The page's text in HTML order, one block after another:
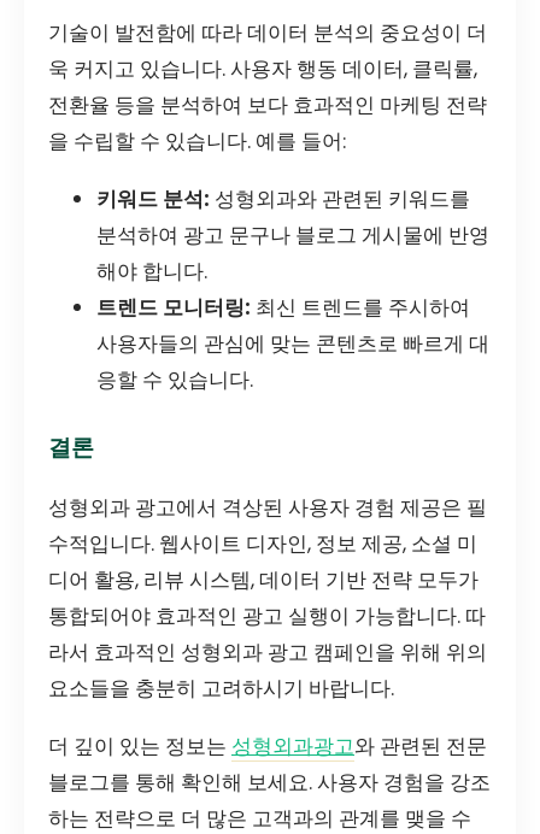
기술이 발전함에 따라 데이터 분석의 중요성이 더
욱 커지고 있습니다. 사용자 행동 데이터, 클릭률,
전환율 등을 분석하여 보다 효과적인 마케팅 전략
을 수립할 수 있습니다. 예를 들어:
키워드 분석: 성형외과와 관련된 키워드를
분석하여 광고 문구나 블로그 게시물에 반영
해야 합니다.
트렌드 모니터링: 최신 트렌드를 주시하여
사용자들의 관심에 맞는 콘텐츠로 빠르게 대
응할 수 있습니다.
결론
성형외과 광고에서 격상된 사용자 경험 제공은 필
수적입니다. 웹사이트 디자인, 정보 제공, 소셜 미
디어 활용, 리뷰 시스템, 데이터 기반 전략 모두가
통합되어야 효과적인 광고 실행이 가능합니다. 따
라서 효과적인 성형외과 광고 캠페인을 위해 위의
요소들을 충분히 고려하시기 바랍니다.
더 깊이 있는 정보는 성형외과광고와 관련된 전문
블로그를 통해 확인해 보세요. 사용자 경험을 강조
하는 전략으로 더 많은 고객과의 관계를 맺을 수